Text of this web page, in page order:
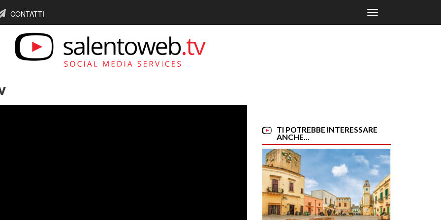
CONTATTI
Toggle
navigation
TI POTREBBE INTERESSARE
ANCHE...